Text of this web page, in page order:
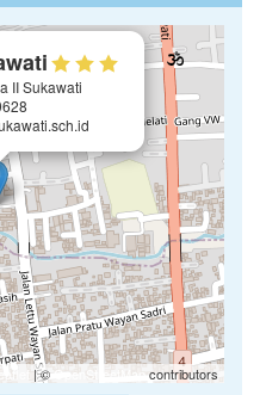
II Sukawati
| ©OpenStreetMap contributors